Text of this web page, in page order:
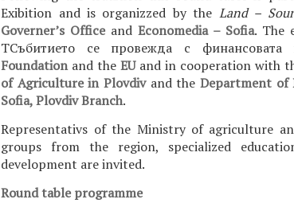
Exibition and is organizzed by the Land –
Governer’s Office andEconomedia – Sofia. The
TСъбитието се провежда с
Foundationand theEUand in cooperation with
of Agriculture in Plovdivand the Department of
Sofia, Plovdiv Branch.
Representativs of the Ministry of agriculture
groups from the region, specialized
development are invited.
Round table programme